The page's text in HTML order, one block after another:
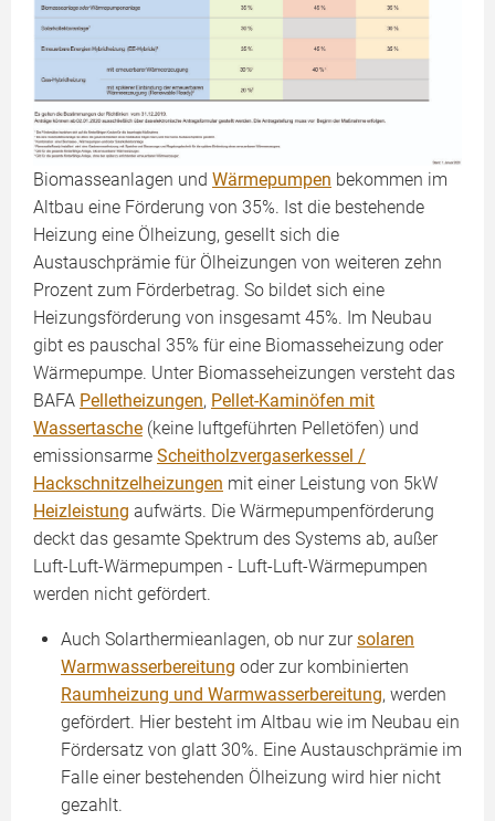
Biomasseanlagen und Wärmepumpen bekommen im
Altbau eine Förderung von 35%. Ist die bestehende
Heizung eine Ölheizung, gesellt sich die
Austauschprämie für Ölheizungen von weiteren zehn
Prozent zum Förderbetrag. So bildet sich eine
Heizungsförderung von insgesamt 45%. Im Neubau
gibt es pauschal 35% für eine Biomasseheizung oder
Wärmepumpe. Unter Biomasseheizungen versteht das
BAFA Pelletheizungen, Pellet-Kaminöfen mit
Wassertasche (keine luftgeführten Pelletöfen) und
emissionsarme Scheitholzvergaserkessel /
Hackschnitzelheizungen mit einer Leistung von 5kW
Heizleistung aufwärts. Die Wärmepumpenförderung
deckt das gesamte Spektrum des Systems ab, außer
Luft-Luft-Wärmepumpen - Luft-Luft-Wärmepumpen
werden nicht gefördert.
Auch Solarthermieanlagen, ob nur zursolaren
Warmwasserbereitung oder zur kombinierten
Raumheizung und Warmwasserbereitung, werden
gefördert. Hier besteht im Altbau wie im Neubau ein
Fördersatz von glatt 30%. Eine Austauschprämie im
Falle einer bestehenden Ölheizung wird hier nicht
gezahlt.